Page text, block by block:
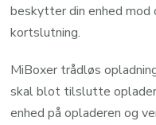
beskytter din enhed mod
kortslutning.
MiBoxer trådløs
skal blot tilslutte
enhed på opladeren og